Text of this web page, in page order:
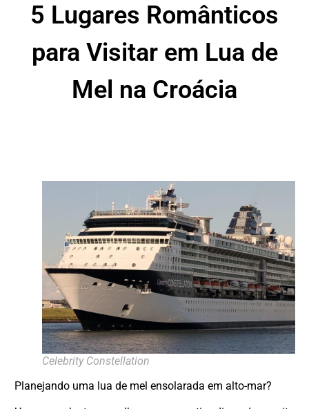
5 Lugares Românticos
para Visitar em Lua de
Mel na Croácia
Celebrity Constellation
Planejando uma lua de mel ensolarada em alto-mar?